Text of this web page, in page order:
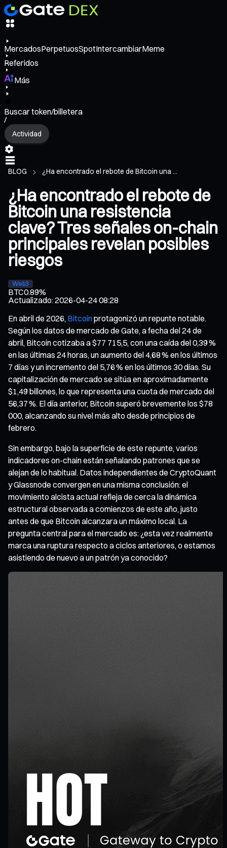
MercadosPerpetuosSpotIntercambiarMeme
Referidos
Más
Buscar token/billetera
/
Actividad
BLOG ¿Ha encontrado el rebote de Bitcoin una ...
¿Ha encontrado el rebote de
Bitcoin una resistencia
clave? Tres señales on-chain
principales revelan posibles
riesgos
Web3
BTC0.89%
Actualizado:2026-04-24 08:28
En abril de 2026, Bitcoinprotagonizó un repunte notable.
Según los datos de mercado de Gate, a fecha del 24 de
abril, Bitcoin cotizaba a $77 715,5, con una caída del 0,39 %
en las últimas 24 horas, un aumento del 4,68 % en los últimos
7 días y un incremento del 5,76 % en los últimos 30 días. Su
capitalización de mercado se sitúa en aproximadamente
$1,49 billones, lo que representa una cuota de mercado del
56,37 %. El día anterior, Bitcoin superó brevemente los $78
000, alcanzando su nivel más alto desde principios de
febrero.
Sin embargo, bajo la superficie de este repunte, varios
indicadores on-chain están señalando patrones que se
alejan de lo habitual. Datos independientes de CryptoQuant
y Glassnode convergen en una misma conclusión: el
movimiento alcista actual refleja de cerca la dinámica
estructural observada a comienzos de este año, justo
antes de que Bitcoin alcanzara un máximo local. La
pregunta central para el mercado es: ¿esta vez realmente
marca una ruptura respecto a ciclos anteriores, o estamos
asistiendo de nuevo a un patrón ya conocido?